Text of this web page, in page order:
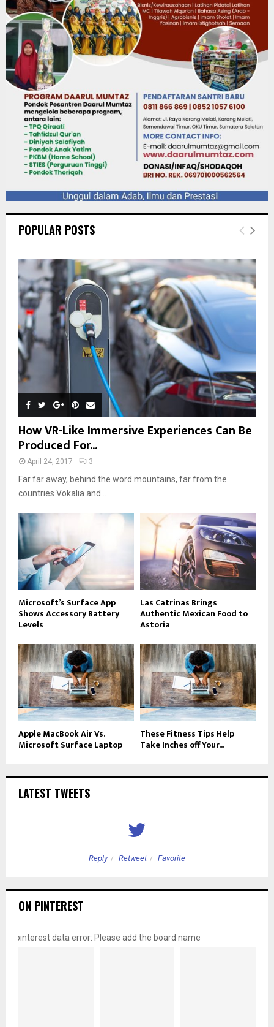
POPULAR POSTS
How VR-Like Immersive Experiences Can Be
Produced For...
April 24, 2017 3
Far far away, behind the word mountains, far from the
countries Vokalia and...
Microsoft’s Surface App
Shows Accessory Battery
Levels
Las Catrinas Brings
Authentic Mexican Food to
Astoria
Apple MacBook Air Vs.
Microsoft Surface Laptop
These Fitness Tips Help
Take Inches off Your...
LATEST TWEETS
Reply Retweet Favorite
ON PINTEREST
pinterest data error: Please add the board name